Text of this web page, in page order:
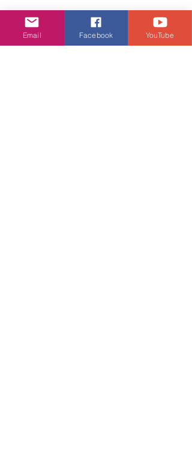
相關文章 查看全部
Email Facebook YouTube